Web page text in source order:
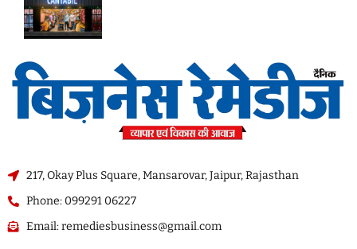
217, Okay Plus Square, Mansarovar, Jaipur, Rajasthan
Phone: 099291 06227
Email: remediesbusiness@gmail.com